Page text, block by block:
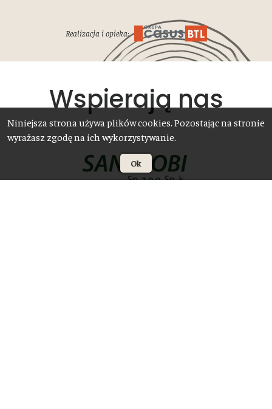
Realizacja i opieka:
Niniejsza strona używa plików cookies. Pozostając na stronie
wyrażasz zgodę na ich wykorzystywanie.
Ok
Wspierają nas